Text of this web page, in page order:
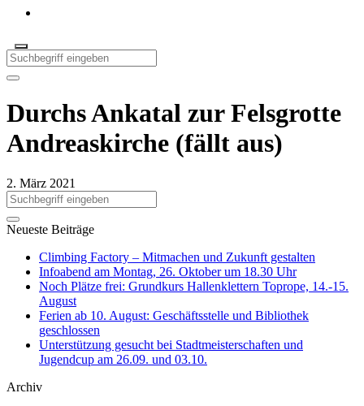
Durchs Ankatal zur Felsgrotte
Andreaskirche (fällt aus)
2. März 2021
Neueste Beiträge
Climbing Factory – Mitmachen und Zukunft gestalten
Infoabend am Montag, 26. Oktober um 18.30 Uhr
Noch Plätze frei: Grundkurs Hallenklettern Toprope, 14.-15.
August
Ferien ab 10. August: Geschäftsstelle und Bibliothek
geschlossen
Unterstützung gesucht bei Stadtmeisterschaften und
Jugendcup am 26.09. und 03.10.
Archiv